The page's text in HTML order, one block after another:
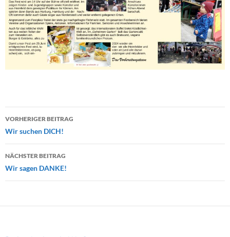
Beitragsnavigation
VORHERIGER BEITRAG
Wir suchen DICH!
NÄCHSTER BEITRAG
Wir sagen DANKE!